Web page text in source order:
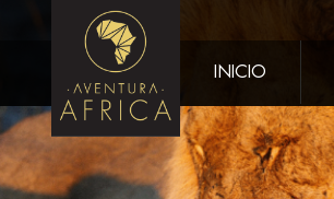
INICIO